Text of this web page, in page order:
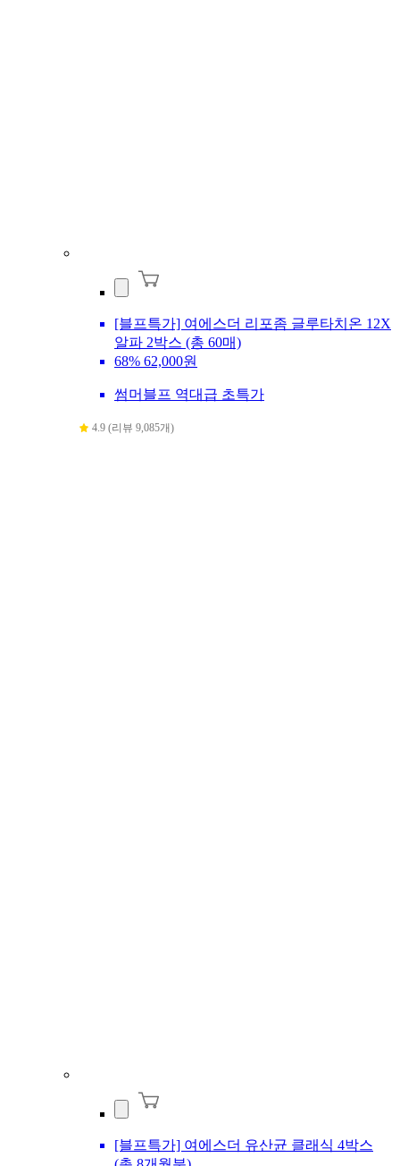
[블프특가] 여에스더 리포좀 글루타치온 12X
알파 2박스 (총 60매)
68% 62,000원
썸머블프 역대급 초특가
4.9 (리뷰 9,085개)
[블프특가] 여에스더 유산균 클래식 4박스